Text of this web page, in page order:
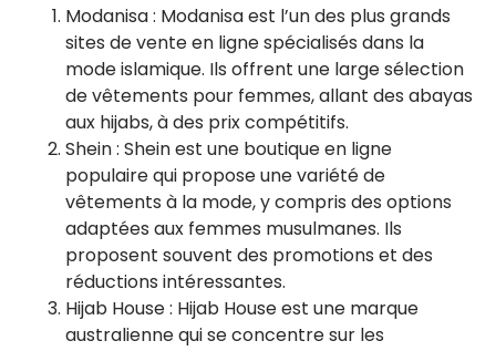
Modanisa : Modanisa est l’un des plus grands
sites de vente en ligne spécialisés dans la
mode islamique. Ils offrent une large sélection
de vêtements pour femmes, allant des abayas
aux hijabs, à des prix compétitifs.
Shein : Shein est une boutique en ligne
populaire qui propose une variété de
vêtements à la mode, y compris des options
adaptées aux femmes musulmanes. Ils
proposent souvent des promotions et des
réductions intéressantes.
Hijab House : Hijab House est une marque
australienne qui se concentre sur les